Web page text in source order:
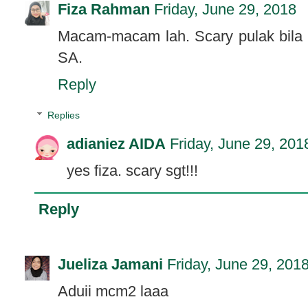
Fiza Rahman Friday, June 29, 2018
Macam-macam lah. Scary pulak
SA.
Reply
Replies
adianiez AIDA Friday, June 29,
yes fiza. scary sgt!!!
Reply
Jueliza Jamani Friday, June 29,
Aduii mcm2 laaa